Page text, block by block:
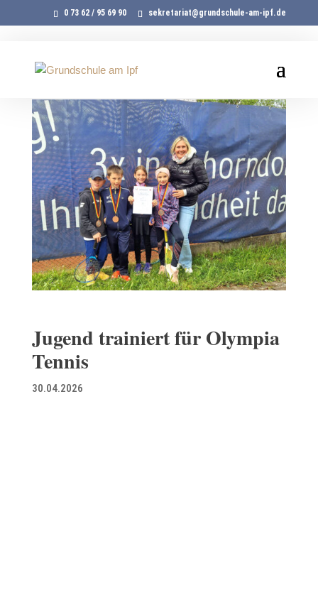
0 73 62 / 95 69 90 sekretariat@grundschule-am-ipf.de
Jugend trainiert für Olympia
Tennis
30.04.2026